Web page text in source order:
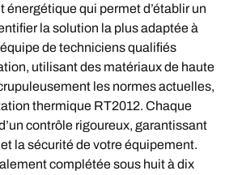
énergétique qui permet d’établir un
la solution la plus adaptée à
de techniciens qualifiés
utilisant des matériaux de haute
les normes actuelles,
thermique RT2012. Chaque
contrôle rigoureux, garantissant
la sécurité de votre équipement.
complétée sous huit à dix